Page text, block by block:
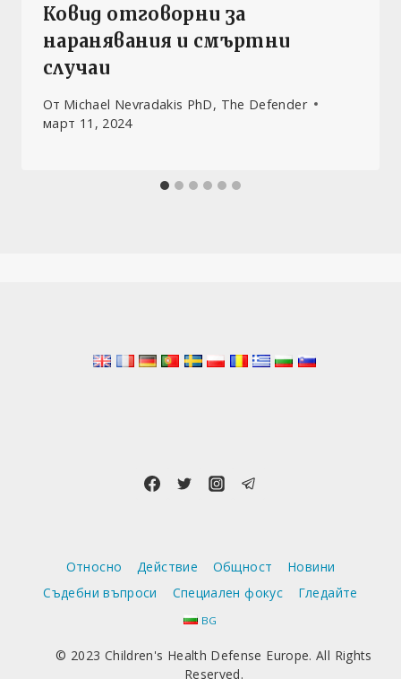
Ковид отговорни за
наранявания и смъртни
случаи
От Michael Nevradakis PhD, The Defender
март 11, 2024
Относно Действие Общност
Новини
Съдебни въпроси
Специален фокус Гледайте
BG
© 2023 Children's Health Defense Europe. All Rights
Reserved.